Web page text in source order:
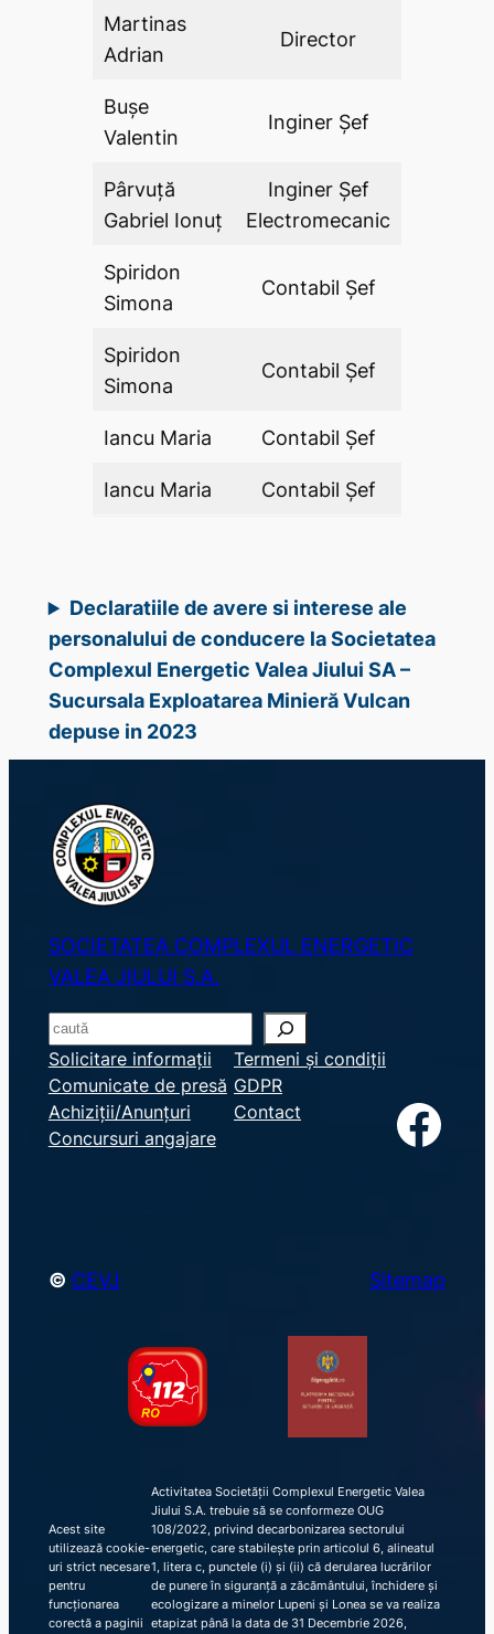
Martinas
Adrian
Director
Bușe
Valentin
Inginer Şef
Pârvuță
Gabriel Ionuț
Inginer Şef
Electromecanic
Spiridon
Simona
Contabil Şef
Spiridon
Simona
Contabil Şef
Iancu Maria Contabil Şef
Iancu Maria Contabil Şef
Declaratiile de avere si interese ale
personalului de conducere la Societatea
Complexul Energetic Valea Jiului SA –
Sucursala Exploatarea Minieră Vulcan
depuse in 2023
SOCIETATEA COMPLEXUL ENERGETIC
VALEA JIULUI S.A.
S
e
a
r
c
Solicitare informații
Comunicate de presă
Achiziții/Anunțuri
Concursuri angajare
Termeni și condiții
GDPR
Contact
Facebook
© CEVJ Sitemap
Acest site
utilizează cookie-
uri strict necesare
pentru
funcționarea
corectă a paginii
Activitatea Societății Complexul Energetic Valea
Jiului S.A. trebuie să se conformeze OUG
108/2022, privind decarbonizarea sectorului
energetic, care stabilește prin articolul 6, alineatul
1, litera c, punctele (i) și (ii) că derularea lucrărilor
de punere în siguranță a zăcământului, închidere și
ecologizare a minelor Lupeni și Lonea se va realiza
etapizat până la data de 31 Decembrie 2026,